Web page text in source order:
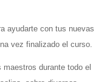
ayudarte con tus nuevas
vez finalizado el curso.
durante todo el